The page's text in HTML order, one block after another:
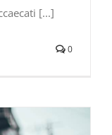
[...]
0